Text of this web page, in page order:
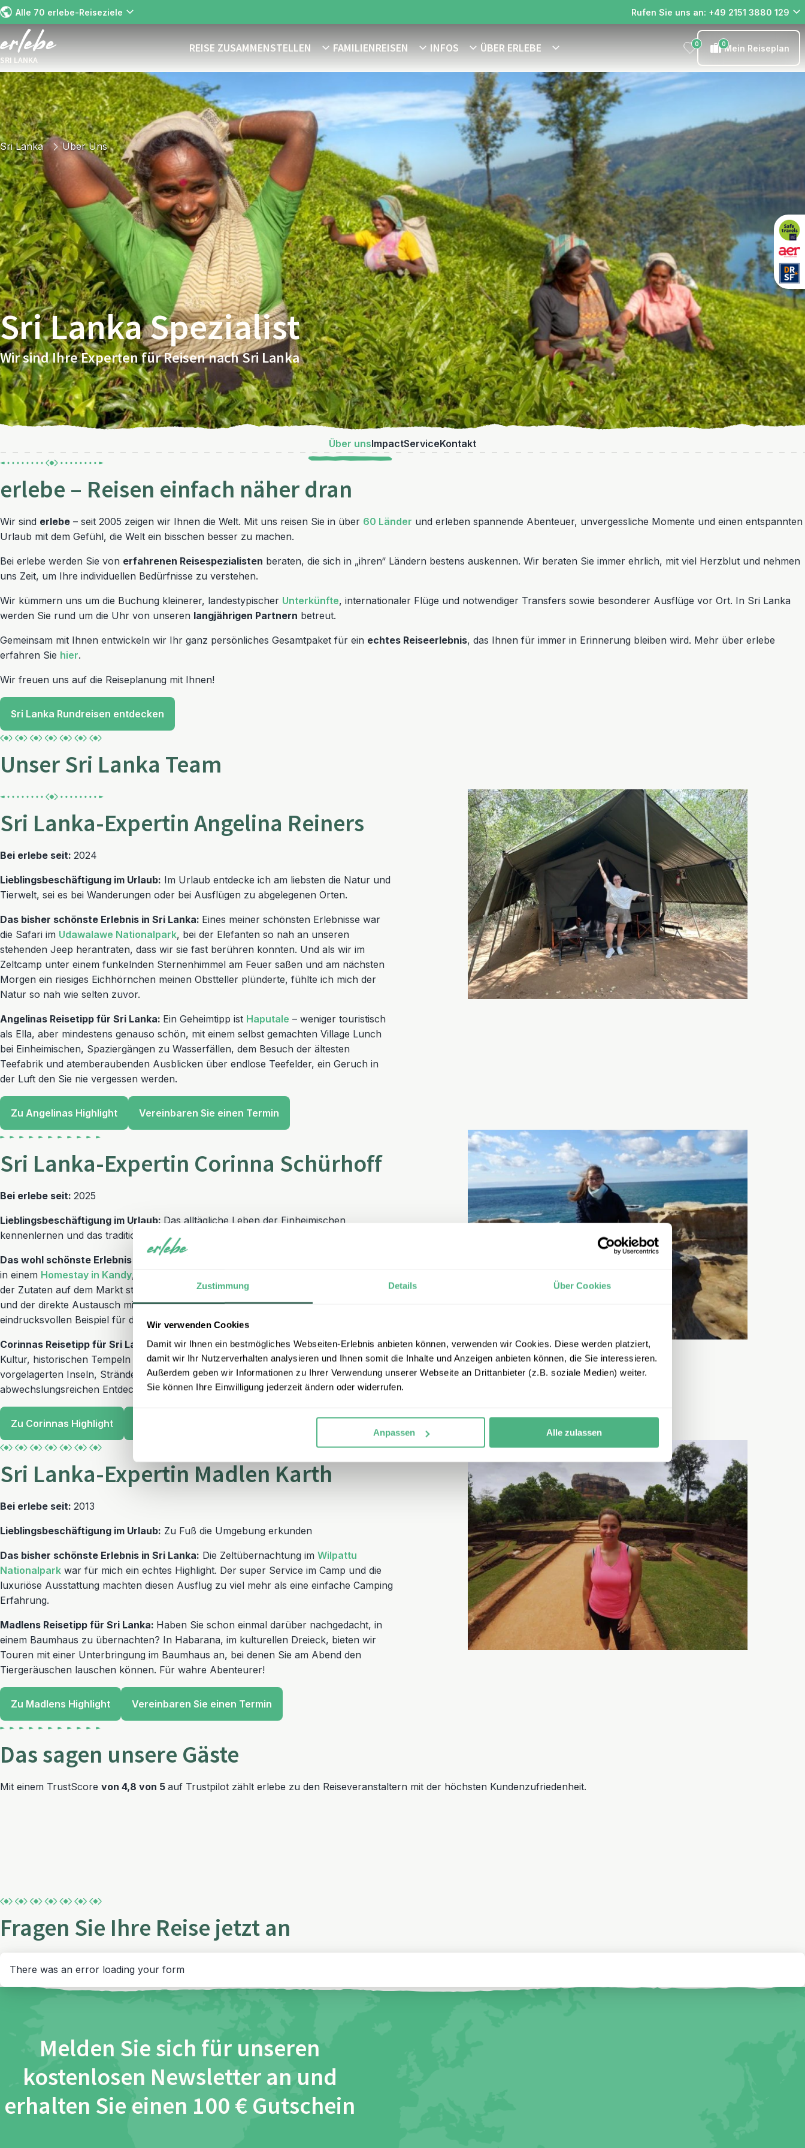
Zustimmung Details Über Cookies
Wir verwenden Cookies
Damit wir Ihnen ein bestmögliches Webseiten-Erlebnis anbieten können, verwenden wir Cookies. Diese werden platziert,
damit wir Ihr Nutzerverhalten analysieren und Ihnen somit die Inhalte und Anzeigen anbieten können, die Sie interessieren.
Außerdem geben wir Informationen zu Ihrer Verwendung unserer Webseite an Drittanbieter (z.B. soziale Medien) weiter.
Sie können Ihre Einwilligung jederzeit ändern oder widerrufen.
Anpassen Alle zulassen
Alle 70 erlebe-Reiseziele Rufen Sie uns an: +49 2151 3880 129
SRI LANKA
REISE ZUSAMMENSTELLEN FAMILIENREISEN INFOS ÜBER ERLEBE 0 0Mein Reiseplan
Sri Lanka Über Uns
Sri Lanka Spezialist
Wir sind Ihre Experten für Reisen nach Sri Lanka
Über unsImpactServiceKontakt
erlebe – Reisen einfach näher dran
Wir sind erlebe – seit 2005 zeigen wir Ihnen die Welt. Mit uns reisen Sie in über 60 Länder und erleben spannende Abenteuer, unvergessliche Momente und einen entspannten
Urlaub mit dem Gefühl, die Welt ein bisschen besser zu machen.
Bei erlebe werden Sie von erfahrenen Reisespezialisten beraten, die sich in „ihren“ Ländern bestens auskennen. Wir beraten Sie immer ehrlich, mit viel Herzblut und nehmen
uns Zeit, um Ihre individuellen Bedürfnisse zu verstehen.
Wir kümmern uns um die Buchung kleinerer, landestypischer Unterkünfte, internationaler Flüge und notwendiger Transfers sowie besonderer Ausflüge vor Ort. In Sri Lanka
werden Sie rund um die Uhr von unseren langjährigen Partnern betreut.
Gemeinsam mit Ihnen entwickeln wir Ihr ganz persönliches Gesamtpaket für ein echtes Reiseerlebnis, das Ihnen für immer in Erinnerung bleiben wird. Mehr über erlebe
erfahren Sie hier.
Wir freuen uns auf die Reiseplanung mit Ihnen!
Sri Lanka Rundreisen entdecken
Unser Sri Lanka Team
Sri Lanka-Expertin Angelina Reiners
Bei erlebe seit: 2024
Lieblingsbeschäftigung im Urlaub: Im Urlaub entdecke ich am liebsten die Natur und
Tierwelt, sei es bei Wanderungen oder bei Ausflügen zu abgelegenen Orten.
Das bisher schönste Erlebnis in Sri Lanka: Eines meiner schönsten Erlebnisse war
die Safari im Udawalawe Nationalpark, bei der Elefanten so nah an unseren
stehenden Jeep herantraten, dass wir sie fast berühren konnten. Und als wir im
Zeltcamp unter einem funkelnden Sternenhimmel am Feuer saßen und am nächsten
Morgen ein riesiges Eichhörnchen meinen Obstteller plünderte, fühlte ich mich der
Natur so nah wie selten zuvor.
Angelinas Reisetipp für Sri Lanka: Ein Geheimtipp ist Haputale – weniger touristisch
als Ella, aber mindestens genauso schön, mit einem selbst gemachten Village Lunch
bei Einheimischen, Spaziergängen zu Wasserfällen, dem Besuch der ältesten
Teefabrik und atemberaubenden Ausblicken über endlose Teefelder, ein Geruch in
der Luft den Sie nie vergessen werden.
Zu Angelinas Highlight Vereinbaren Sie einen Termin
Sri Lanka-Expertin Corinna Schürhoff
Bei erlebe seit: 2025
Lieblingsbeschäftigung im Urlaub: Das alltägliche Leben der Einheimischen
kennenlernen und das traditionelle Essen ausprobieren.
Das wohl schönste Erlebnis in Sri Lanka:
in einem Homestay in Kandy, wo ein traditioneller Kochkurs mit gemeinsamen Einkauf
der Zutaten auf dem Markt stattfindet. Die persönliche Atmosph
und der direkte Austausch mit der Gastgeberfamilie machen diese Erfahrung zu einem
eindrucksvollen Beispiel für die Gastfreundschaft und Kultur Sri Lankas.
Corinnas Reisetipp für Sri Lanka:Ein Geheimtipp istJaffna, mit seiner einzigartigen
Kultur, historischen Tempeln und lebhaften Märkten. Ergänzende Ausflüge zu
vorgelagerten Inseln, Stränden und alten Festungen machen den Aufenthalt zu einer
abwechslungsreichen Entdeckung des Nordens.
Zu Corinnas Highlight
Sri Lanka-Expertin Madlen Karth
Bei erlebe seit: 2013
Lieblingsbeschäftigung im Urlaub: Zu Fuß die Umgebung erkunden
Das bisher schönste Erlebnis in Sri Lanka: Die Zeltübernachtung im Wilpattu
Nationalpark war für mich ein echtes Highlight. Der super Service im Camp und die
luxuriöse Ausstattung machten diesen Ausflug zu viel mehr als eine einfache Camping
Erfahrung.
Madlens Reisetipp für Sri Lanka: Haben Sie schon einmal darüber nachgedacht, in
einem Baumhaus zu übernachten? In Habarana, im kulturellen Dreieck, bieten wir
Touren mit einer Unterbringung im Baumhaus an, bei denen Sie am Abend den
Tiergeräuschen lauschen können. Für wahre Abenteurer!
Zu Madlens Highlight Vereinbaren Sie einen Termin
Das sagen unsere Gäste
Mit einem TrustScore von 4,8 von 5 auf Trustpilot zählt erlebe zu den Reiseveranstaltern mit der höchsten Kundenzufriedenheit.
Fragen Sie Ihre Reise jetzt an
There was an error loading your form
Melden Sie sich für unseren
kostenlosen Newsletter an und
erhalten Sie einen 100 € Gutschein